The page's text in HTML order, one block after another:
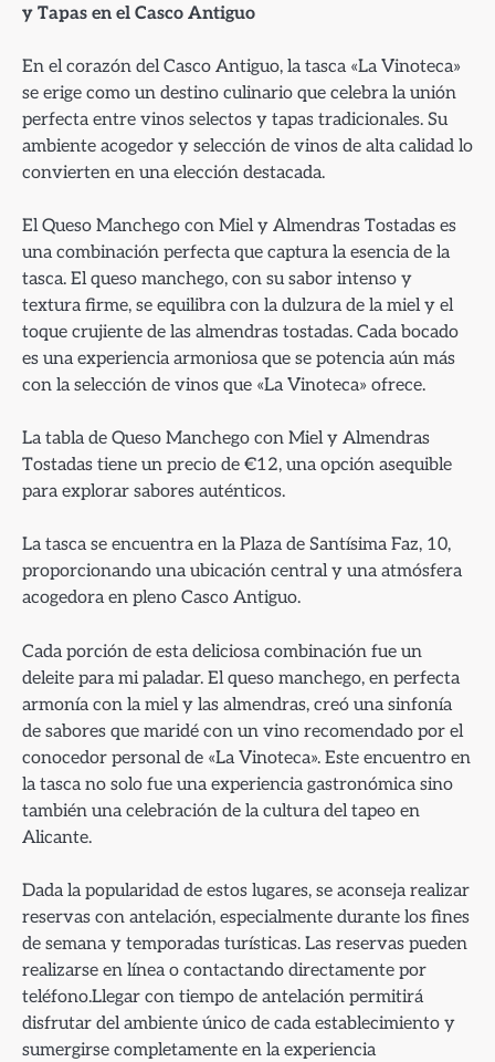
y Tapas en el Casco Antiguo
En el corazón del Casco Antiguo, la tasca «La Vinoteca»
se erige como un destino culinario que celebra la unión
perfecta entre vinos selectos y tapas tradicionales. Su
ambiente acogedor y selección de vinos de alta calidad lo
convierten en una elección destacada.
El Queso Manchego con Miel y Almendras Tostadas es
una combinación perfecta que captura la esencia de la
tasca. El queso manchego, con su sabor intenso y
textura firme, se equilibra con la dulzura de la miel y el
toque crujiente de las almendras tostadas. Cada bocado
es una experiencia armoniosa que se potencia aún más
con la selección de vinos que «La Vinoteca» ofrece.
La tabla de Queso Manchego con Miel y Almendras
Tostadas tiene un precio de €12, una opción asequible
para explorar sabores auténticos.
La tasca se encuentra en la Plaza de Santísima Faz, 10,
proporcionando una ubicación central y una atmósfera
acogedora en pleno Casco Antiguo.
Cada porción de esta deliciosa combinación fue un
deleite para mi paladar. El queso manchego, en perfecta
armonía con la miel y las almendras, creó una sinfonía
de sabores que maridé con un vino recomendado por el
conocedor personal de «La Vinoteca». Este encuentro en
la tasca no solo fue una experiencia gastronómica sino
también una celebración de la cultura del tapeo en
Alicante.
Dada la popularidad de estos lugares, se aconseja realizar
reservas con antelación, especialmente durante los fines
de semana y temporadas turísticas. Las reservas pueden
realizarse en línea o contactando directamente por
teléfono.Llegar con tiempo de antelación permitirá
disfrutar del ambiente único de cada establecimiento y
sumergirse completamente en la experiencia